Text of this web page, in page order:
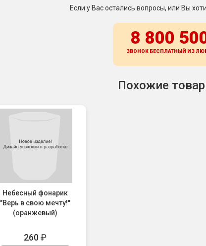
Если у Вас остались вопросы, или Вы
8 800
ЗВОНОК БЕСПЛАТНЫЙ ИЗ
Похожие
Небесный фонарик
"Верь в свою мечту!"
(оранжевый)
260₽